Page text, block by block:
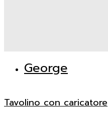
George
Tavolino con caricatore